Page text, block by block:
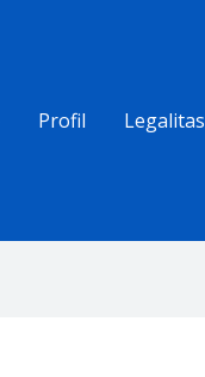
Profil Legalitas